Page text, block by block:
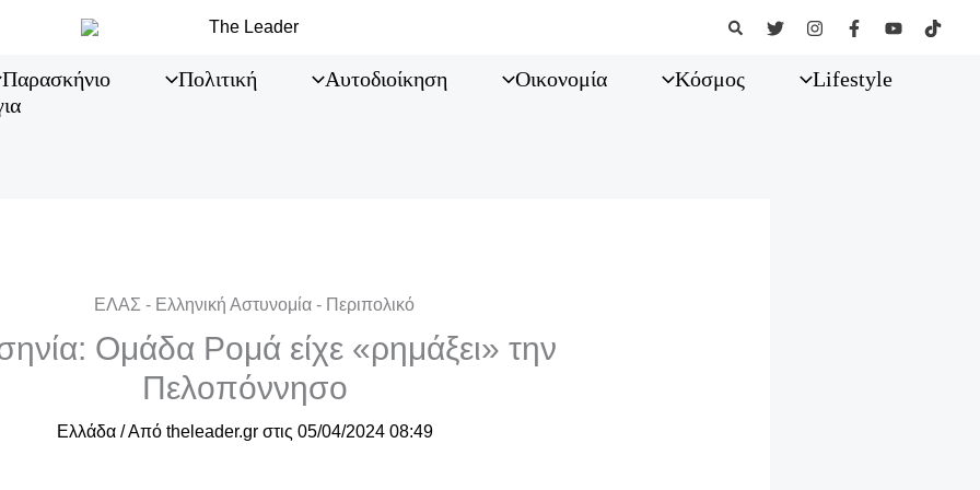
Αναζήτηση
Παρασκήνιο Πολιτική Αυτοδιοίκηση Οικονομία Κόσμος
Lifestyle
Ομάδα Ρομά είχε «ρημάξει» την
Πελοπόννησο
Ελλάδα / Από theleader.gr στις 05/04/2024 08:49